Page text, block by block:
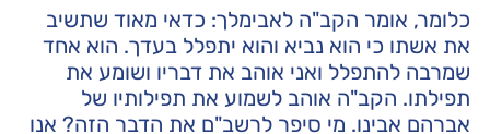
כלומר, אומר הקב"ה לאבימלך: כדאי מאוד שתשיב
את אשתו כי הוא נביא והוא יתפלל בעדך. הוא אחד
שמרבה להתפלל ואני אוהב את דבריו ושומע את
תפילתו. הקב"ה אוהב לשמוע את תפילותיו של
אברהם אבינו. מי סיפר לרשב"ם את הדבר הזה? אנו